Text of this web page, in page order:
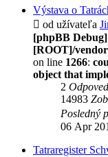
Výstava o
od užívateľa
[phpBB
[ROOT]/
on line 1266:
object that
2
14983
Posledný
06 Apr
Tatraregister